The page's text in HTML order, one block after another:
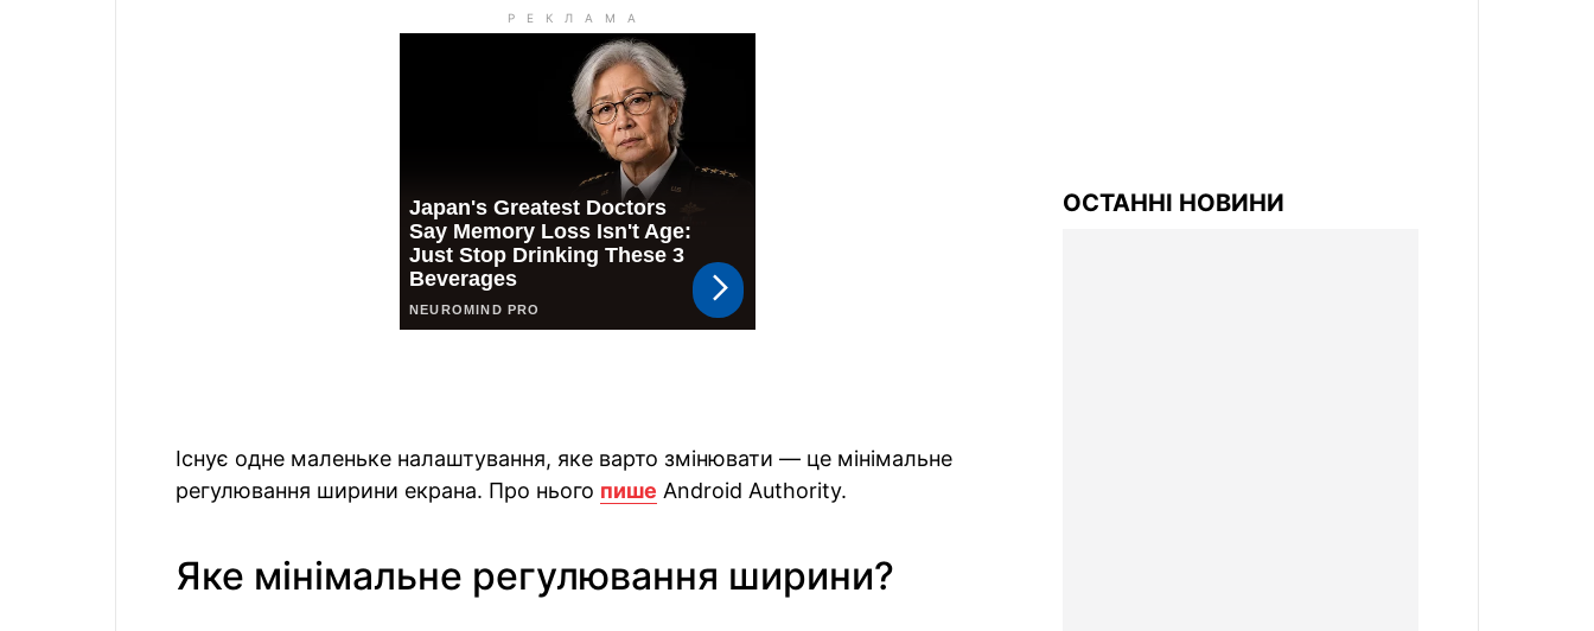
Існує одне маленьке налаштування, яке варто змінювати — це мінімальне
регулювання ширини екрана. Про нього пише Android Authority.
Яке мінімальне регулювання ширини?
ОСТАННІ НОВИНИ